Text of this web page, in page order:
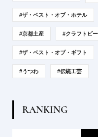
#ザ・ベスト・オブ・ホテル
#京都土産 #クラフトビ
#ザ・ベスト・オブ・ギフト
#うつわ #伝統工芸
RANKING